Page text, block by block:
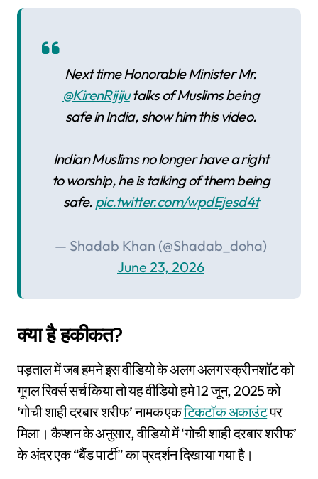
Next time Honorable Minister Mr.
@KirenRijijutalks of Muslims being
safe in India, show him this video.
Indian Muslims no longer have a right
to worship, he is talking of them being
safe. pic.twitter.com/wpdEjesd4t
— Shadab Khan (@Shadab_doha)
June 23, 2026
क्या है हकीकत?
पड़ताल में जब हमने इस वीडियो के अलग अलग स्क्रीनशॉट को
गूगल रिवर्स सर्च किया तो यह वीडियो हमे 12 जून, 2025 को
‘गोची शाही दरबार शरीफ’ नामक एकटिकटॉक अकाउंटपर
मिला। कैप्शन के अनुसार, वीडियो में ‘गोची शाही दरबार शरीफ’
के अंदर एक “बैंड पार्टी” का प्रदर्शन दिखाया गया है।